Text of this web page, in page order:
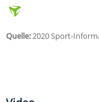
Quelle:2020 Sport-